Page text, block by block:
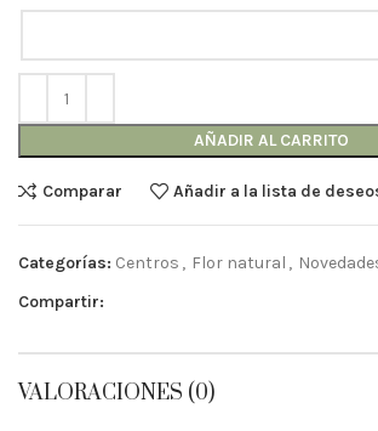
AÑADIR AL CARRITO
Comparar Añadir a la lista de
Categorías: Centros , Flor natural ,
Compartir:
VALORACIONES (0)